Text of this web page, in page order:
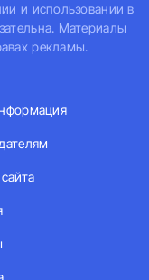
и использовании в
Материалы
рекламы.